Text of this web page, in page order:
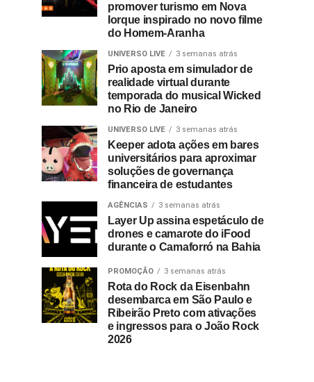
promover turismo em Nova
Iorque inspirado no novo filme
do Homem-Aranha
UNIVERSO LIVE 3 semanas atrás
Prio aposta em simulador de
realidade virtual durante
temporada do musical Wicked
no Rio de Janeiro
UNIVERSO LIVE 3 semanas atrás
Keeper adota ações em bares
universitários para aproximar
soluções de governança
financeira de estudantes
AGÊNCIAS 3 semanas atrás
Layer Up assina espetáculo de
drones e camarote do iFood
durante o Camaforró na Bahia
PROMOÇÃO 3 semanas atrás
Rota do Rock da Eisenbahn
desembarca em São Paulo e
Ribeirão Preto com ativações
e ingressos para o João Rock
2026